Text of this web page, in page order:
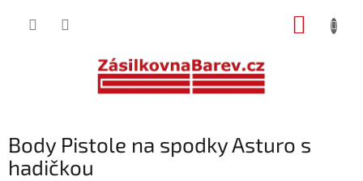
Body Pistole na spodky Asturo s
hadičkou